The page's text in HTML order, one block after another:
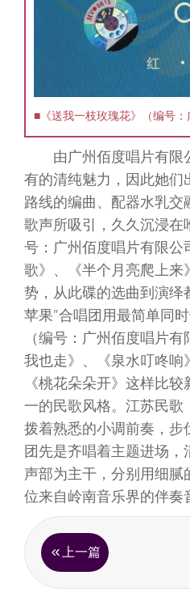
■《送我一枝玫瑰花》（编号：
由广州佰度唱片有限
有的清纯魅力，因此她
路线的编曲、配器水乳
歌声所吸引，久久沉浸在
号：广州佰度唱片有限公
歌》、《半个月亮爬上
势，从此碟的选曲到演绎
苹果”合唱团用最简单同
（编号：广州佰度唱片
我也走》、《泉水叮咚
《桃花朵朵开》这样比
一的民歌风格。江苏民歌
拨着熟悉的小调前奏，
团先是齐唱着主题进场
声部为主干，分别用细
位来自岭南音乐界的伴奏
上一篇